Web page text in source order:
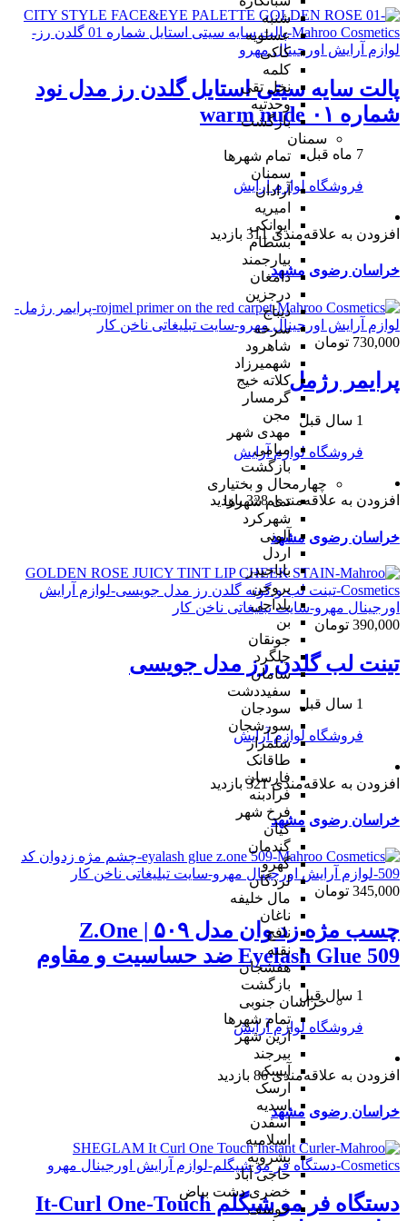
شنبه
عسلویه
کاکی
کلمه
نخل تقی
وحدتیه
بازگشت
سمنان
تمام شهر‌ها
سمنان
آرادان
امیریه
ایوانکی
بسطام
بیارجمند
دامغان
درجزین
دیباج
سرخه
شاهرود
شهمیرزاد
کلاته خیج
گرمسار
مجن
مهدی شهر
میامی
بازگشت
چهارمحال و بختیاری
تمام شهر‌ها
شهرکرد
آلونی
اردل
باباحیدر
بروجن
بلداجی
بن
جونقان
چلگرد
سامان
سفیددشت
سودجان
سورشجان
شلمزار
طاقانک
فارسان
فرادبنه
فرخ شهر
کیان
گندمان
گهرو
لردگان
مال خلیفه
ناغان
نافچ
نقنه
هفشجان
بازگشت
خراسان جنوبی
تمام شهر‌ها
آرین شهر
بیرجند
آیسک
ارسک
اسدیه
اسفدن
اسلامیه
بشرویه
حاجی آباد
خضری دشت بیاض
خوسف
پالت سایه سیتی استایل گلدن رز مدل نود
شماره ۰۱ warm nude
7 ماه قبل
فروشگاه لوازم آرایش
افزودن به علاقه‌مندی 311 بازدید
خراسان رضوی مشهد
730,000 تومان
پرایمر رژمل
1 سال قبل
فروشگاه لوازم آرایش
افزودن به علاقه‌مندی 328 بازدید
خراسان رضوی مشهد
390,000 تومان
تینت لب گلدن رز مدل جویسی
1 سال قبل
فروشگاه لوازم آرایش
افزودن به علاقه‌مندی 321 بازدید
خراسان رضوی مشهد
345,000 تومان
چسب مژه زد وان مدل ۵۰۹ | Z.One
Eyelash Glue 509 ضد حساسیت و مقاوم
1 سال قبل
فروشگاه لوازم آرایش
افزودن به علاقه‌مندی 86 بازدید
خراسان رضوی مشهد
دستگاه فر مو شیگلم It-Curl One-Touch